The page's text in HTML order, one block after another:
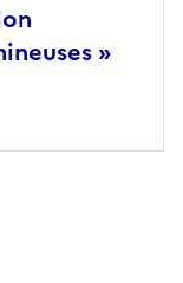
»